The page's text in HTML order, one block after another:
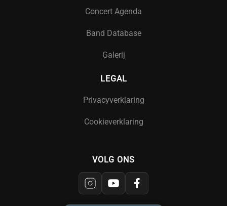
Concert Agenda
Band Database
Galerij
LEGAL
Privacyverklaring
Cookieverklaring
VOLG ONS